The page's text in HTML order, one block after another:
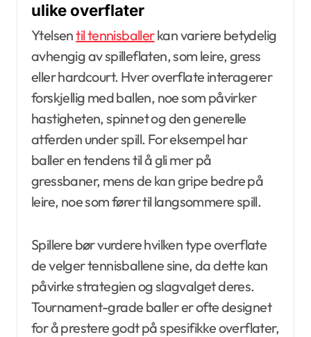
ulike overflater
Ytelsentil tennisballerkan variere betydelig
avhengig av spilleflaten, som leire, gress
eller hardcourt. Hver overflate interagerer
forskjellig med ballen, noe som påvirker
hastigheten, spinnet og den generelle
atferden under spill. For eksempel har
baller en tendens til å gli mer på
gressbaner, mens de kan gripe bedre på
leire, noe som fører til langsommere spill.
Spillere bør vurdere hvilken type overflate
de velger tennisballene sine, da dette kan
påvirke strategien og slagvalget deres.
Tournament-grade baller er ofte designet
for å prestere godt på spesifikke overflater,